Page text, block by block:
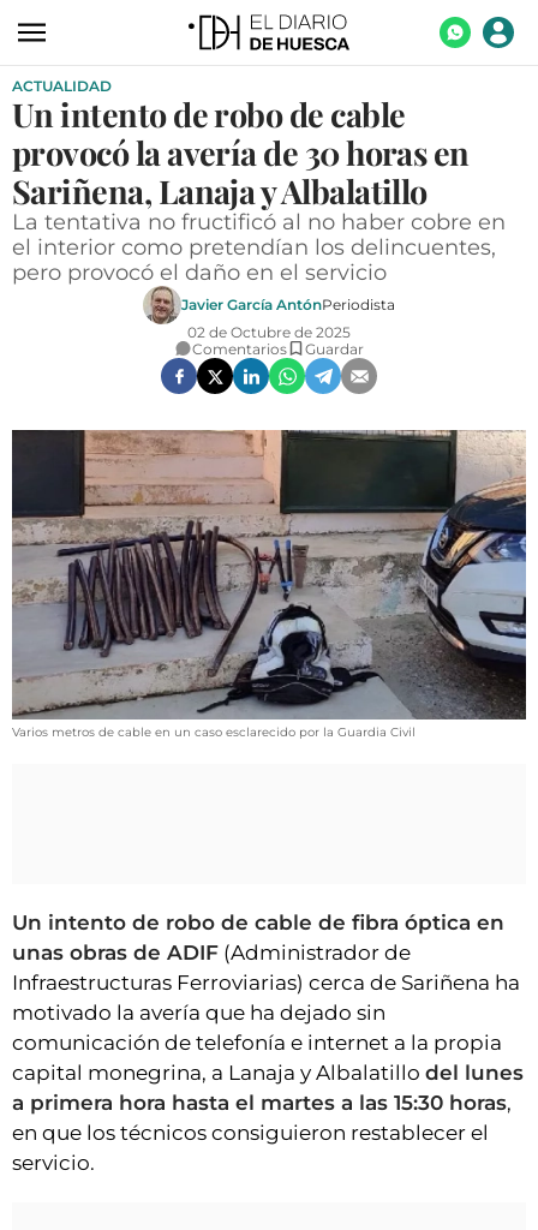
ACTUALIDAD
ECONOMÍA
TECNOLOGÍA
TURISMO
AGROALIMENTACIÓN
OPINIÓN
GALERÍAS
VÍDEOS
CONTACTAR
FIESTAS EN EL ALTO ARAGÓN
FIESTAS DE SAN LORENZO
AGENDA
CLUB DEL AMIGO MILITANTE
INICIAR SESIÓN
ACTUALIDAD
Un intento de robo de cable
provocó la avería de 30 horas en
Sariñena, Lanaja y Albalatillo
La tentativa no fructificó al no haber cobre en
el interior como pretendían los delincuentes,
pero provocó el daño en el servicio
Javier García AntónPeriodista
02 de Octubre de 2025
Comentarios
Guardar
Varios metros de cable en un caso esclarecido por la Guardia Civil
Un intento de robo de cable de fibra óptica en
unas obras de ADIF (Administrador de
Infraestructuras Ferroviarias) cerca de Sariñena ha
motivado la avería que ha dejado sin
comunicación de telefonía e internet a la propia
capital monegrina, a Lanaja y Albalatillo del lunes
a primera hora hasta el martes a las 15:30 horas,
en que los técnicos consiguieron restablecer el
servicio.